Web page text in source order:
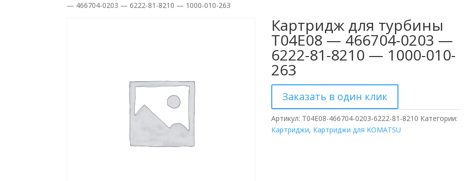
— 466704-0203 — 6222-81-8210 — 1000-010-263
Картридж для турбины
T04E08 — 466704-0203 —
6222-81-8210 — 1000-010-
263
Заказать в один клик
Артикул: T04E08-466704-0203-6222-81-8210 Категории:
Картриджи, Картриджи для KOMATSU